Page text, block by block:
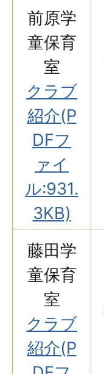
前原学
童保育
室
クラブ
紹介(P
DFフ
ァイ
ル:931.
3KB)
藤田学
童保育
室
クラブ
紹介(P